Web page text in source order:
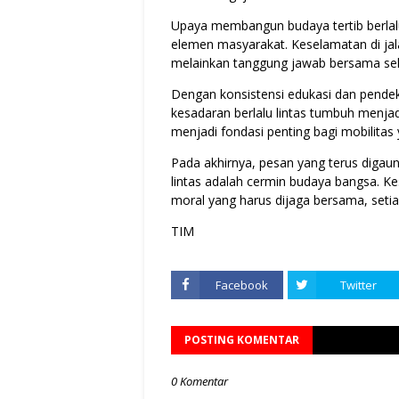
Upaya membangun budaya tertib
elemen masyarakat. Keselamatan di
melainkan tanggung jawab bersama
Dengan konsistensi edukasi dan
kesadaran berlalu lintas tumbuh
menjadi fondasi penting bagi mobilitas
Pada akhirnya, pesan yang terus
lintas adalah cermin budaya bangsa.
moral yang harus dijaga bersama,
TIM
Facebook Twitter
POSTING KOMENTAR
0 Komentar